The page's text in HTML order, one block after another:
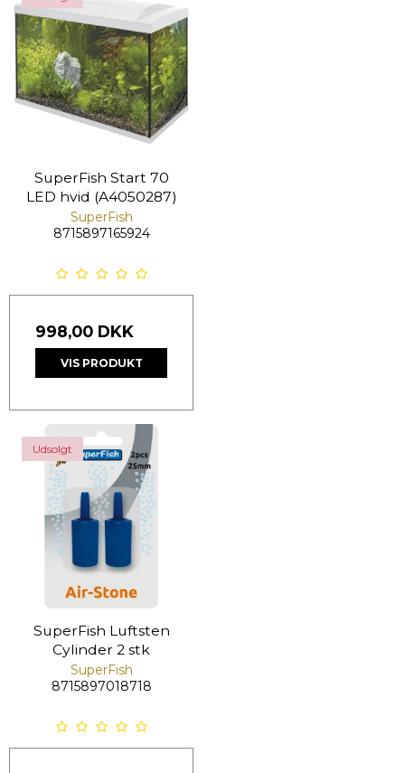
SuperFish Start 70
LED hvid (A4050287)
SuperFish
8715897165924
998,00 DKK
VIS PRODUKT
Udsolgt
SuperFish Luftsten
Cylinder 2 stk
SuperFish
8715897018718